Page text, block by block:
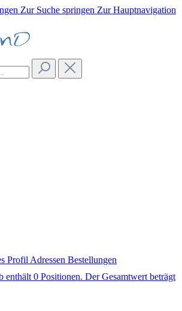
Zur Suche springen Zur Hauptnavigation
Profil Adressen Bestellungen
enthält 0 Positionen. Der Gesamtwert beträgt